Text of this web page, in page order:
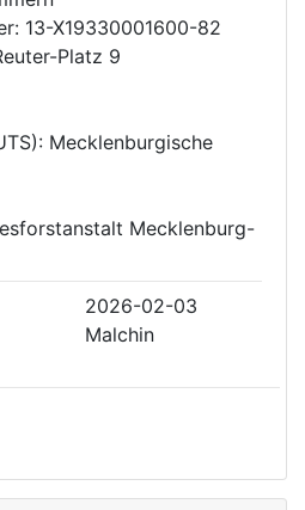
13-X19330001600-82
Platz 9
Mecklenburgische
Mecklenburg-
2026-02-03
Malchin